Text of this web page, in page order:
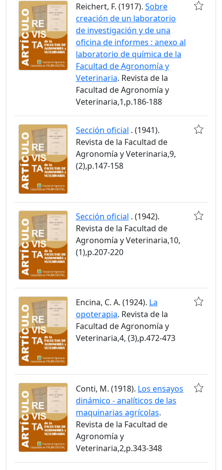
Reichert, F. (1917). Sobre
creación de un laboratorio
de investigación y de una
oficina de informes : anexo al
laboratorio de química de la
Facultad de Agronomía y
Veterinaria. Revista de la
Facultad de Agronomía y
Veterinaria,1,p.186-188
Sección oficial . (1941).
Revista de la Facultad de
Agronomía y Veterinaria,9,
(2),p.147-158
Sección oficial . (1942).
Revista de la Facultad de
Agronomía y Veterinaria,10,
(1),p.207-220
Encina, C. A. (1924). La
opoterapia. Revista de la
Facultad de Agronomía y
Veterinaria,4, (3),p.472-473
Conti, M. (1918). Los ensayos
dinámico - analíticos de las
maquinarias agrícolas.
Revista de la Facultad de
Agronomía y
Veterinaria,2,p.343-348